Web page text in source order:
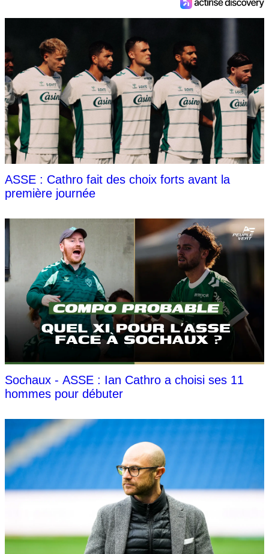
ASSE : Cathro fait des choix forts avant la
première journée
Sochaux - ASSE : Ian Cathro a choisi ses 11
hommes pour débuter